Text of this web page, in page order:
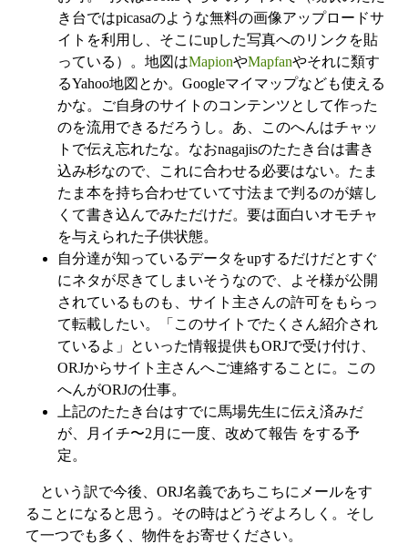
き台ではpicasaのような無料の画像アップロードサ
イトを利用し、そこにupした写真へのリンクを貼
っている）。地図はMapionやMapfanやそれに類す
るYahoo地図とか。Googleマイマップなども使える
かな。ご自身のサイトのコンテンツとして作った
のを流用できるだろうし。あ、このへんはチャッ
トで伝え忘れたな。なおnagajisのたたき台は書き
込み杉なので、これに合わせる必要はない。たま
たま本を持ち合わせていて寸法まで判るのが嬉し
くて書き込んでみただけだ。要は面白いオモチャ
を与えられた子供状態。
自分達が知っているデータをupするだけだとすぐ
にネタが尽きてしまいそうなので、よそ様が公開
されているものも、サイト主さんの許可をもらっ
て転載したい。「このサイトでたくさん紹介され
ているよ」といった情報提供もORJで受け付け、
ORJからサイト主さんへご連絡することに。この
へんがORJの仕事。
上記のたたき台はすでに馬場先生に伝え済みだ
が、月イチ〜2月に一度、改めて報告 をする予
定。
という訳で今後、ORJ名義であちこちにメールをす
ることになると思う。その時はどうぞよろしく。そし
て一つでも多く、物件をお寄せください。